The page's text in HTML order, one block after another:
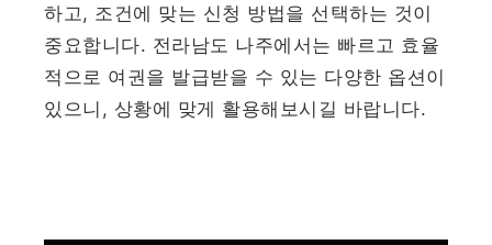
하고, 조건에 맞는 신청 방법을 선택하는 것이
중요합니다. 전라남도 나주에서는 빠르고 효율
적으로 여권을 발급받을 수 있는 다양한 옵션이
있으니, 상황에 맞게 활용해보시길 바랍니다.